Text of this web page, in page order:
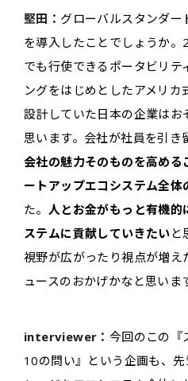
堅田： グローバルスタンダ
を導入したことでしょうか
でも行使できるポータビリテ
ングをはじめとしたアメリ
設計していた日本の企業はお
思います。会社が社員を引き
会社の魅力そのものを高める
ートアップエコシステム全体
た。 人とお金がもっと有機
ステムに貢献していきたい と
視野が広がったり視点が増え
ュースのおかげかなと思いま
interviewer： 今回のこの『
10の問い』という企画も、